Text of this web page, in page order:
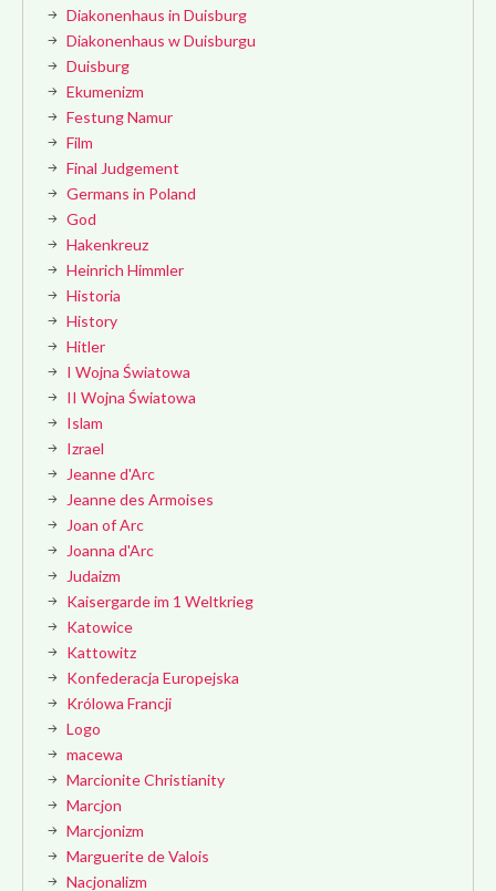
Diakonenhaus in Duisburg
Diakonenhaus w Duisburgu
Duisburg
Ekumenizm
Festung Namur
Film
Final Judgement
Germans in Poland
God
Hakenkreuz
Heinrich Himmler
Historia
History
Hitler
I Wojna Światowa
II Wojna Światowa
Islam
Izrael
Jeanne d'Arc
Jeanne des Armoises
Joan of Arc
Joanna d'Arc
Judaizm
Kaisergarde im 1 Weltkrieg
Katowice
Kattowitz
Konfederacja Europejska
Królowa Francji
Logo
macewa
Marcionite Christianity
Marcjon
Marcjonizm
Marguerite de Valois
Nacjonalizm